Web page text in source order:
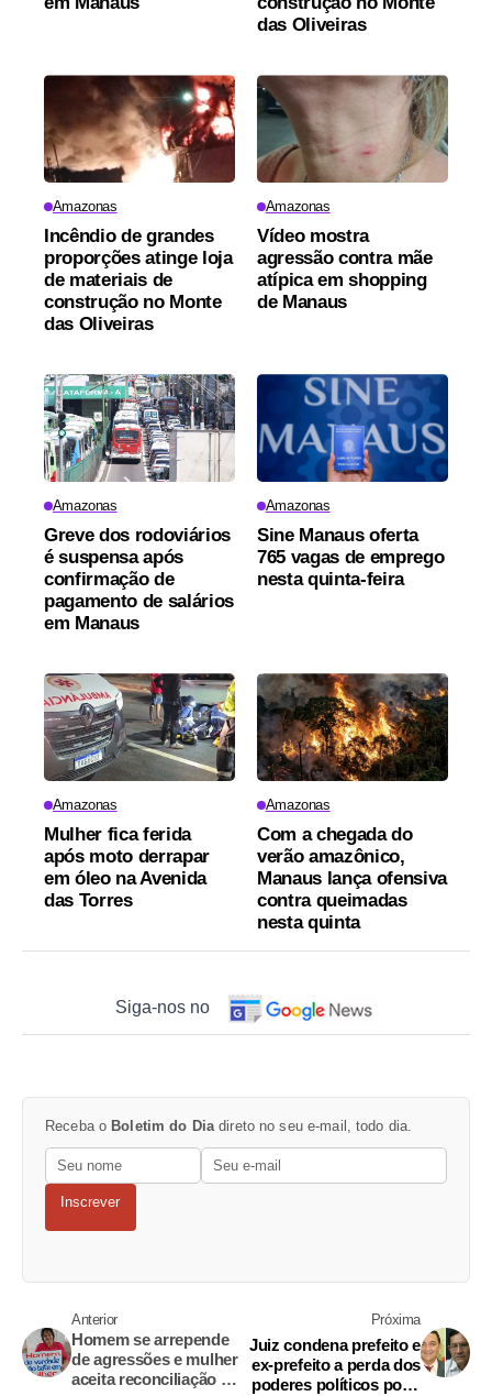
das Oliveiras
Amazonas
Incêndio de grandes
proporções atinge loja
de materiais de
construção no Monte
das Oliveiras
Amazonas
Vídeo mostra
agressão contra mãe
atípica em shopping
de Manaus
Amazonas
Greve dos rodoviários
é suspensa após
confirmação de
pagamento de salários
em Manaus
Amazonas
Sine Manaus oferta
765 vagas de emprego
nesta quinta-feira
Amazonas
Mulher fica ferida
após moto derrapar
em óleo na Avenida
das Torres
Amazonas
Com a chegada do
verão amazônico,
Manaus lança ofensiva
contra queimadas
nesta quinta
Siga-nos no
Receba o Boletim do Diadireto no seu e-mail, todo dia.
Inscrever
Anterior
Homem se arrepende
de agressões e mulher
aceita reconciliação no
Próxima
Juiz condena prefeito e
ex-prefeito a perda dos
poderes políticos por 8